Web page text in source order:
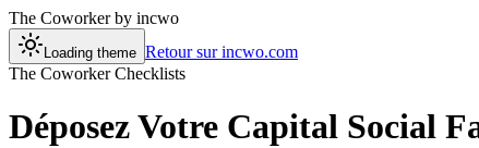
The Coworkerby incwo
Loading theme Retour sur incwo.com
The Coworker Checklists
Déposez Votre Capital Social